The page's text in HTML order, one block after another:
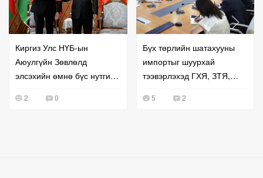
Киргиз Улс НҮБ-ын
Аюулгүйн Зөвлөлд
элсэхийн өмнө бүс нутгийн
эрчимжүүллээ
2 0
Бүх төрлийн шатахууны
импортыг шуурхай
тээвэрлэхэд ГХЯ, ЗТЯ,
5 2